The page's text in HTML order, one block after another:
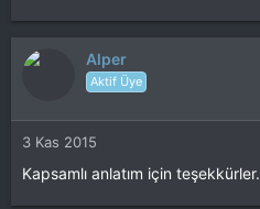
Alper
Aktif Üye
3 Kas 2015
Kapsamlı anlatım için teşekkürler.